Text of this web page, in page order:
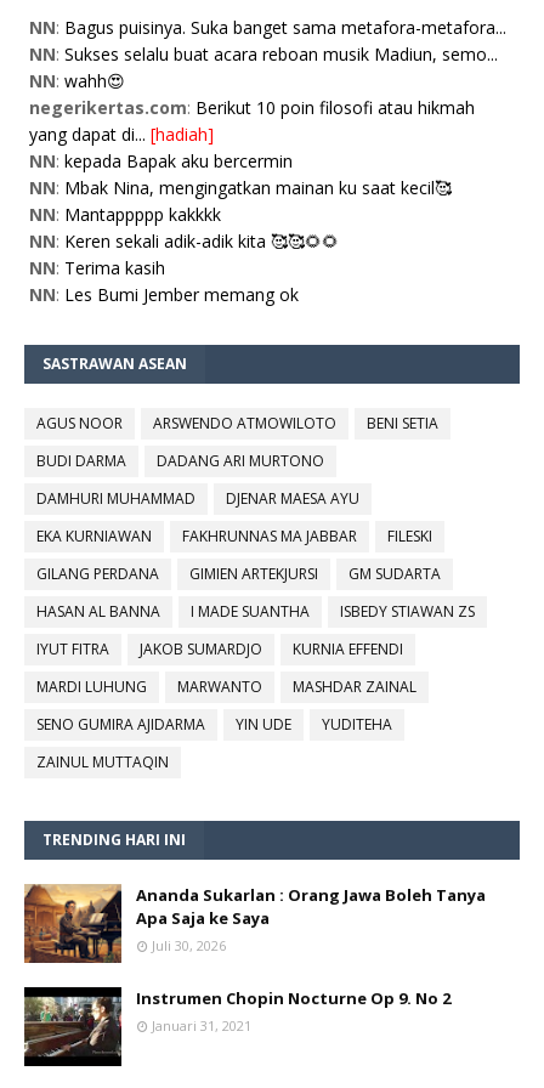
NN: Bagus puisinya. Suka banget sama metafora-metafora...
NN: Sukses selalu buat acara reboan musik Madiun, semo...
NN: wahh😍
negerikertas.com: Berikut 10 poin filosofi atau hikmah
yang dapat di... [hadiah]
NN: kepada Bapak aku bercermin
NN: Mbak Nina, mengingatkan mainan ku saat kecil🥰
NN: Mantappppp kakkkk
NN: Keren sekali adik-adik kita 🥰🥰🌻🌻
NN: Terima kasih
NN: Les Bumi Jember memang ok
SASTRAWAN ASEAN
AGUS NOOR ARSWENDO ATMOWILOTO
BENI SETIA
BUDI DARMA
DADANG ARI MURTONO
DAMHURI MUHAMMAD
DJENAR MAESA AYU
EKA KURNIAWAN
FAKHRUNNAS MA JABBAR
FILESKI
GILANG PERDANA
GIMIEN ARTEKJURSI
GM SUDARTA
HASAN AL BANNA
I MADE SUANTHA
ISBEDY STIAWAN ZS
IYUT FITRA
JAKOB SUMARDJO
KURNIA EFFENDI
MARDI LUHUNG
MARWANTO
MASHDAR ZAINAL
SENO GUMIRA AJIDARMA
YIN UDE
YUDITEHA
ZAINUL MUTTAQIN
TRENDING HARI INI
Ananda Sukarlan : Orang Jawa Boleh Tanya
Apa Saja ke Saya
Juli 30, 2026
Instrumen Chopin Nocturne Op 9. No 2
Januari 31, 2021